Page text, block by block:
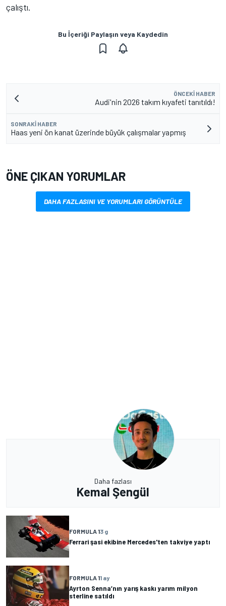
çalıştı.
Bu İçeriği Paylaşın veya Kaydedin
ÖNCEKI HABER
Audi'nin 2026 takım kıyafeti tanıtıldı!
SONRAKI HABER
Haas yeni ön kanat üzerinde büyük çalışmalar yapmış
ÖNE ÇIKAN YORUMLAR
DAHA FAZLASINI VE YORUMLARI GÖRÜNTÜLE
Daha fazlası
Kemal Şengül
FORMULA 13 g
Ferrari şasi ekibine Mercedes'ten takviye yaptı
FORMULA 11 ay
Ayrton Senna’nın yarış kaskı yarım milyon
sterline satıldı